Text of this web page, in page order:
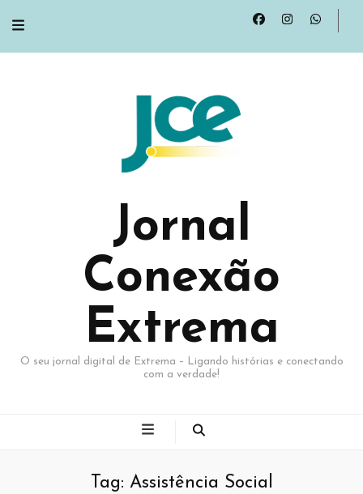
Jornal
Conexão
Extrema
O seu jornal digital de Extrema – Ligando histórias e conectando
com a verdade!
Tag: Assistência Social